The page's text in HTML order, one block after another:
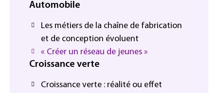
Automobile
Les métiers de la chaîne de fabrication
et de conception évoluent
« Créer un réseau de jeunes »
Croissance verte
Croissance verte : réalité ou effet